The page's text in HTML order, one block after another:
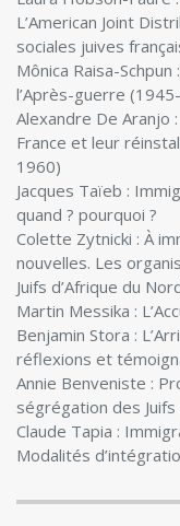
L’American Joint
sociales juives
Mônica Raisa-
l’Après-guerre
Alexandre De Aranjo
France et leur
1960)
Jacques Taïeb :
quand ? pourquoi ?
Colette Zytnicki : À
nouvelles. Les
Juifs d’Afrique du
Martin Messika :
Benjamin Stora :
réflexions et
Annie Benveniste :
ségrégation des
Claude Tapia :
Modalités